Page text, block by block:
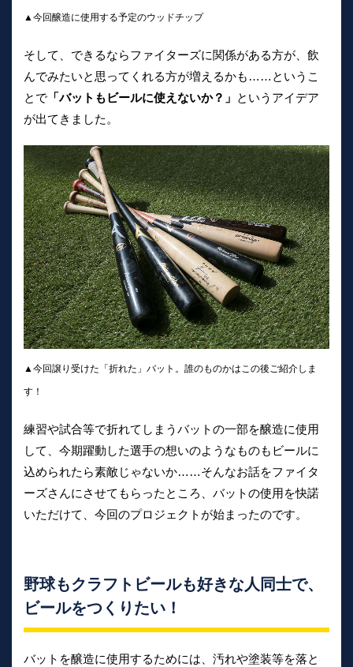
▲今回醸造に使用する予定のウッドチップ
そして、できるならファイターズに関係がある方が、飲
んでみたいと思ってくれる方が増えるかも……というこ
とで 「バットもビールに使えないか？」 というアイデア
が出てきました。
▲今回譲り受けた「折れた」バット。誰のものかはこの後ご紹介しま
す！
練習や試合等で折れてしまうバットの一部を醸造に使用
して、今期躍動した選手の想いのようなものもビールに
込められたら素敵じゃないか……そんなお話をファイタ
ーズさんにさせてもらったところ、バットの使用を快諾
いただけて、今回のプロジェクトが始まったのです。
野球もクラフトビールも好きな人同士で、
ビールをつくりたい！
バットを醸造に使用するためには、汚れや塗装等を落と